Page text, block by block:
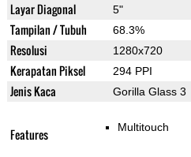
Layar Diagonal 5"
Tampilan / Tubuh 68.3%
Resolusi 1280x720
Kerapatan Piksel 294 PPI
Jenis Kaca Gorilla Glass 3
Features Multitouch